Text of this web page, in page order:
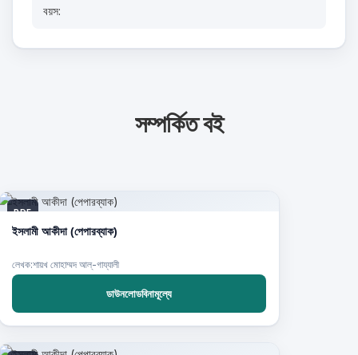
বয়স:
সম্পর্কিত বই
PDF
ইসলামী আকীদা (পেপারব্যাক)
লেখক:শায়খ মোহাম্মদ আল্-গায্‌যালী
ডাউনলোডবিনামূল্যে